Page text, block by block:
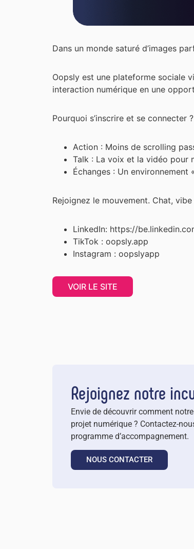
Dans un monde saturé d’images
Oopsly est une plateforme sociale
interaction numérique en une
Pourquoi s’inscrire et se connecter ?
Action : Moins de scrolling
Talk : La voix et la vidéo pour
Échanges : Un
Rejoignez le mouvement. Chat,
LinkedIn: https://
TikTok : oopsly.app
Instagram : oopslyapp
VOIR LE SITE
Rejoignez notre
Envie de découvrir comment
projet numérique ? Contactez-
programme d’accompagnement.
NOUS CONTACTER